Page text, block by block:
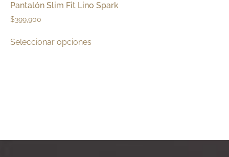
Pantalón Slim Fit Lino Spark
$399,900
Seleccionar opciones